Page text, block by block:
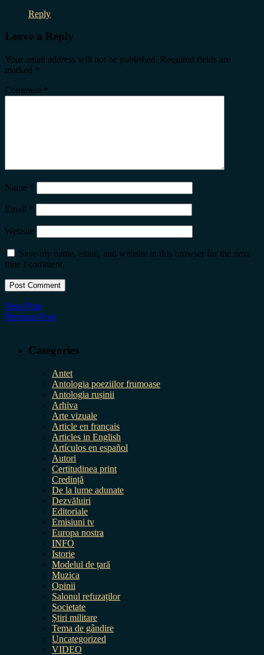
Reply
Leave a Reply
Your email address will not be published. Required fields are
marked *
Comment *
Name *
Email *
Website
Save my name, email, and website in this browser for the next
time I comment.
Next Post
Previous Post
Categories
Antet
Antologia poeziilor frumoase
Antologia rușinii
Arhiva
Arte vizuale
Article en français
Articles in English
Artículos en español
Autori
Certitudinea print
Credință
De la lume adunate
Dezvăluiri
Editoriale
Emisiuni tv
Europa nostra
INFO
Istorie
Modelul de țară
Muzica
Opinii
Salonul refuzaților
Societate
Știri militare
Tema de gândire
Uncategorized
VIDEO